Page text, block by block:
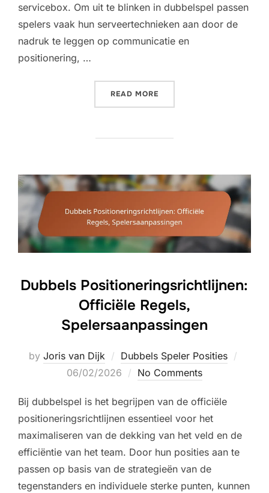
servicebox. Om uit te blinken in dubbelspel passen
spelers vaak hun serveertechnieken aan door de
nadruk te leggen op communicatie en
positionering, …
READ MORE
Dubbels Positioneringsrichtlijnen:
Officiële Regels,
Spelersaanpassingen
by Joris van Dijk Dubbels Speler Posities
06/02/2026 No Comments
Bij dubbelspel is het begrijpen van de officiële
positioneringsrichtlijnen essentieel voor het
maximaliseren van de dekking van het veld en de
efficiëntie van het team. Door hun posities aan te
passen op basis van de strategieën van de
tegenstanders en individuele sterke punten, kunnen